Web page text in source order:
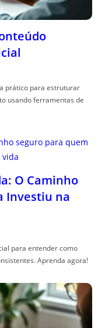
prático para estruturar
usando ferramentas de
O Caminho
Investiu na
para entender como
Aprenda agora!